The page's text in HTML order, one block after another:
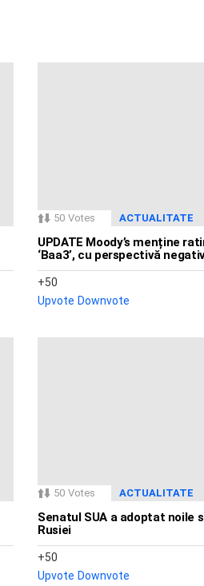
50 Votes ACTUALITATE
UPDATE Moody’s menține
‘Baa3’, cu perspectivă
50
Upvote Downvote
50 Votes ACTUALITATE
Senatul SUA a adoptat noile
Rusiei
50
Upvote Downvote